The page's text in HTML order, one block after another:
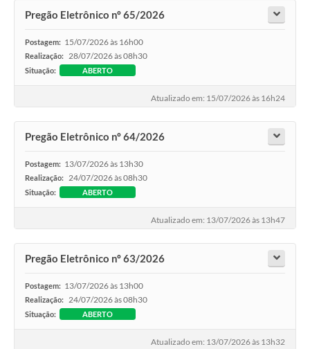
Pregão Eletrônico nº 65/2026
Postagem: 15/07/2026 às 16h00
Realização: 28/07/2026 às 08h30
Situação: ABERTO
Atualizado em: 15/07/2026 às 16h24
Pregão Eletrônico nº 64/2026
Postagem: 13/07/2026 às 13h30
Realização: 24/07/2026 às 08h30
Situação: ABERTO
Atualizado em: 13/07/2026 às 13h47
Pregão Eletrônico nº 63/2026
Postagem: 13/07/2026 às 13h00
Realização: 24/07/2026 às 08h30
Situação: ABERTO
Atualizado em: 13/07/2026 às 13h32